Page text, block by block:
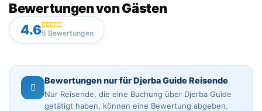
Besuch von Ksar Ghilane (Oase und Wüste)
Zusätzliche Aktivitäten in der Wüste (Quad, etc.)
Persönliche Ausgaben
Bewertungen von Gästen
4.65 Bewertungen
Bewertungen nur für Djerba Guide Reisende
Nur Reisende, die eine Buchung über Djerba Guide
getätigt haben, können eine Bewertung abgeben.